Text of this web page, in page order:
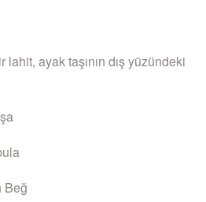
ayak taşının dış yüzündeki
Beğ